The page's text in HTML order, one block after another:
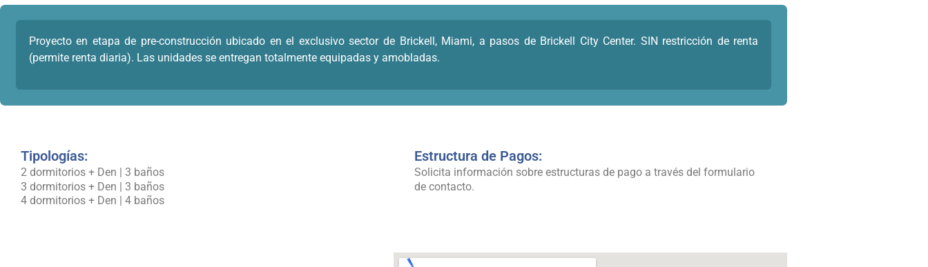
Proyecto en etapa de pre-construcción ubicado en el exclusivo sector de Brickell, Miami, a pasos de Brickell City Center. SIN restricción de renta
(permite renta diaria). Las unidades se entregan totalmente equipadas y amobladas.
Tipologías:
2 dormitorios + Den | 3 baños
3 dormitorios + Den | 3 baños
4 dormitorios + Den | 4 baños
Estructura de Pagos:
Solicita información sobre estructuras de pago a través del formulario
de contacto.